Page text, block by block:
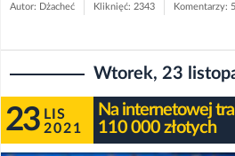
Autor: Dżacheć Kliknięć: 2343 Komentarzy: 5
Wtorek, 23
23 LIS
2021
Na internetowej
110 000 złotych